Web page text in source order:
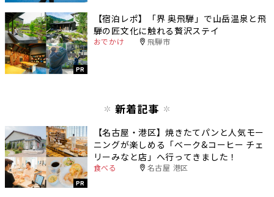
PR
【宿泊レポ】「界 奥飛騨」で山岳温泉と飛
騨の匠文化に触れる贅沢ステイ
おでかけ 飛騨市
新着記事
PR
【名古屋・港区】焼きたてパンと人気モー
ニングが楽しめる「ベーク&コーヒー チェ
リーみなと店」へ行ってきました！
食べる 名古屋 港区